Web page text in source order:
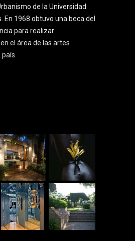
de la Universidad
En 1968 obtuvo una beca del
para realizar
el área de las artes